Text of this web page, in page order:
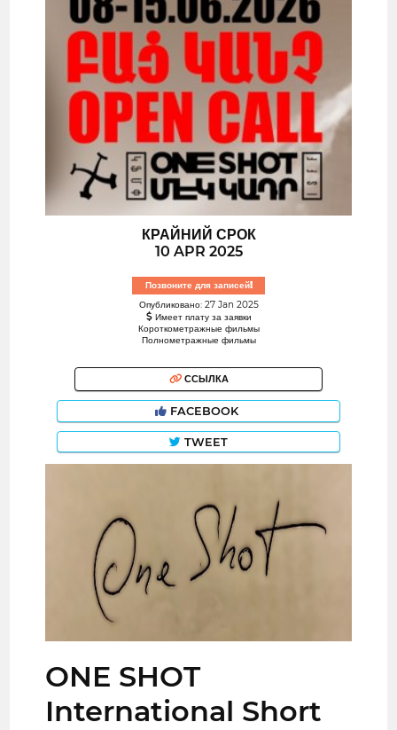
КРАЙНИЙ СРОК
10 APR 2025
Позвоните для записей!
Опубликовано: 27 Jan 2025
Имеет плату за заявки
Короткометражные фильмы
Полнометражные фильмы
ССЫЛКА
FACEBOOK
TWEET
ONE SHOT
International Short